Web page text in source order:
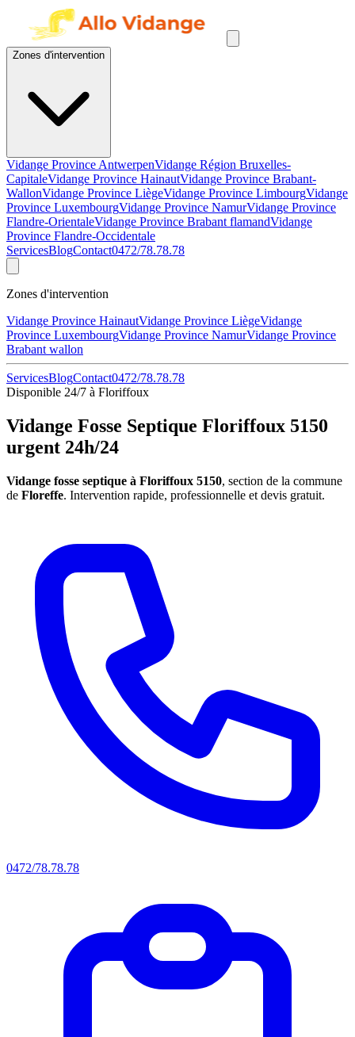
Zones d'intervention
Vidange Province AntwerpenVidange Région Bruxelles-
CapitaleVidange Province HainautVidange Province Brabant-
WallonVidange Province LiègeVidange Province LimbourgVidange
Province LuxembourgVidange Province NamurVidange Province
Flandre-OrientaleVidange Province Brabant flamandVidange
Province Flandre-Occidentale
ServicesBlogContact0472/78.78.78
Zones d'intervention
Vidange Province HainautVidange Province LiègeVidange
Province LuxembourgVidange Province NamurVidange Province
Brabant wallon
ServicesBlogContact0472/78.78.78
Disponible 24/7 à Floriffoux
Vidange Fosse Septique Floriffoux 5150
urgent 24h/24
Vidange fosse septique à Floriffoux 5150, section de la commune
de Floreffe. Intervention rapide, professionnelle et devis gratuit.
0472/78.78.78